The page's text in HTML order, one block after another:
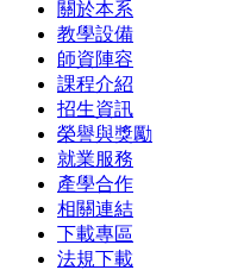
關於本系
教學設備
師資陣容
課程介紹
招生資訊
榮譽與獎勵
就業服務
產學合作
相關連結
下載專區
法規下載